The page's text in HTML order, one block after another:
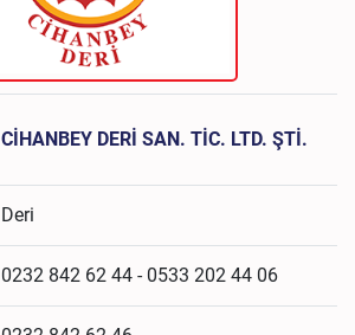
CİHANBEY DERİ SAN. TİC. LTD. ŞTİ.
Deri
0232 842 62 44 - 0533 202 44 06